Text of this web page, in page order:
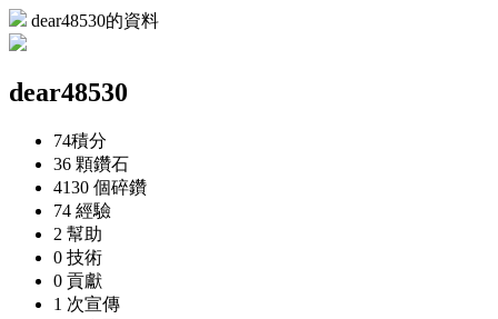
dear48530的資料
dear48530
74積分
36 顆鑽石
4130 個碎鑽
74 經驗
2 幫助
0 技術
0 貢獻
1 次宣傳